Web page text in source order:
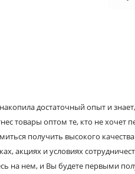
достаточный опыт и
товары оптом те, кто не хочет
получить высокого
акциях и условиях
на нем, и Вы будете первыми